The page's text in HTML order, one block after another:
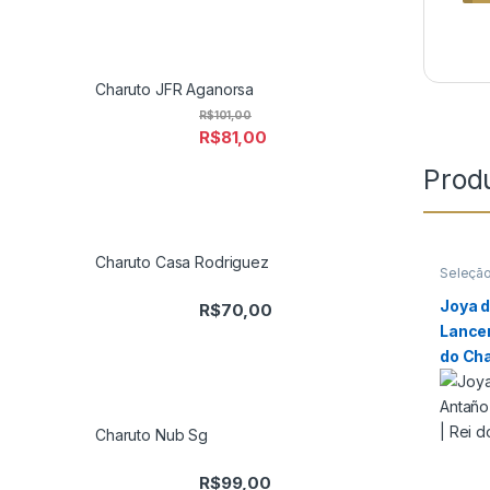
Joya
do
Charuto JFR Aganorsa
R$81,00
R$101,00
Charuto Casa Rodriguez
R$70,00
Charuto Nub Sg
R$99,00